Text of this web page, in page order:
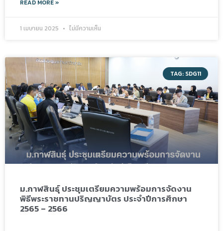
READ MORE »
1 เมษายน 2025 ไม่มีความเห็น
TAG: SDG11
ม.กาฬสินธุ์ ประชุมเตรียมความพร้อมการจัดงาน
พิธีพระราชทานปริญญาบัตร ประจำปีการศึกษา
2565 – 2566